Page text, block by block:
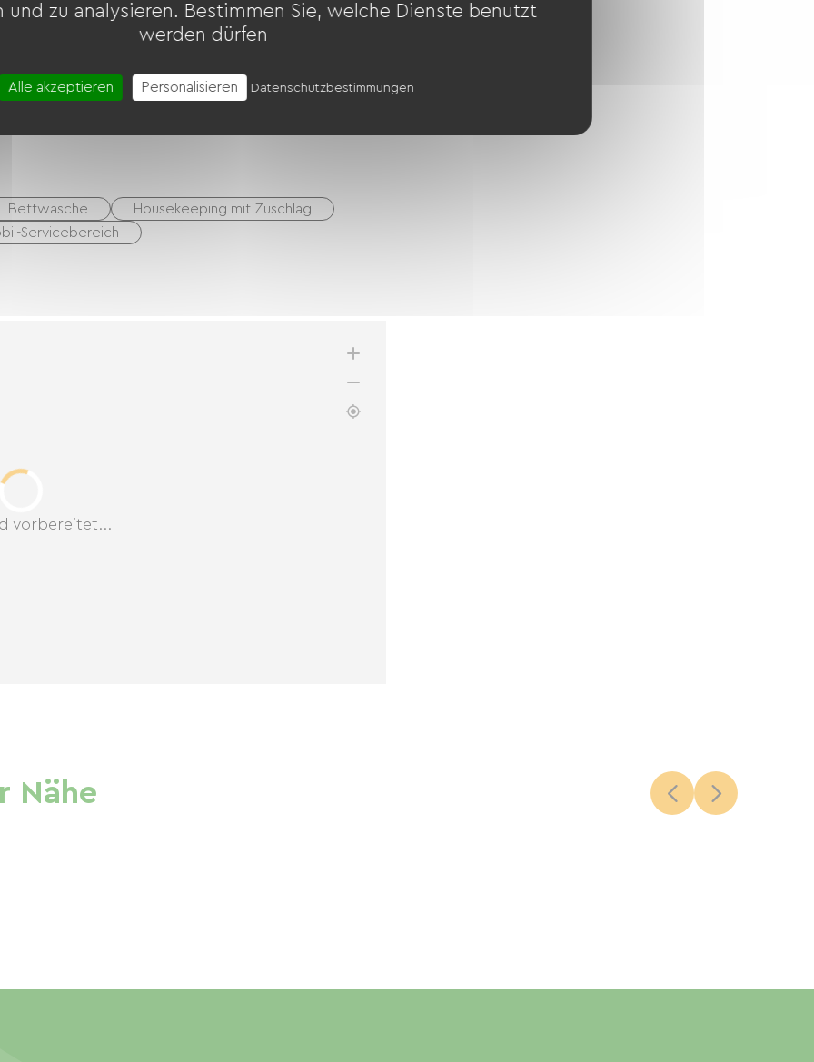
Behindertengerechte Toiletten
(ANCV)
Transfer
Bettwäsche
Housekeeping mit Zuschlag
Servicebereich
vorbereitet...
Nähe
und zu analysieren. Bestimmen Sie, welche Dienste benutzt
werden dürfen
Alle akzeptieren Personalisieren Datenschutzbestimmungen